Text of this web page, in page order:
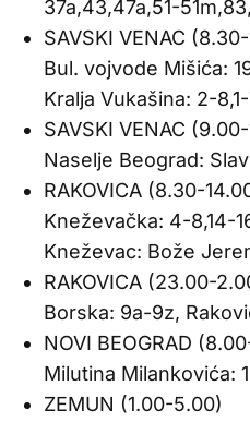
37a,43,47a,51-51m,83,
SAVSKI VENAC
Bul. vojvode Mišića:
Kralja Vukašina: 2-
SAVSKI VENAC
Naselje Beograd:
RAKOVICA (8.30-
Kneževačka: 4-8,14-
Kneževac: Bože
RAKOVICA (23.00-
Borska: 9a-9z,
NOVI BEOGRAD
Milutina Milankovića:
ZEMUN (1.00-5.00)